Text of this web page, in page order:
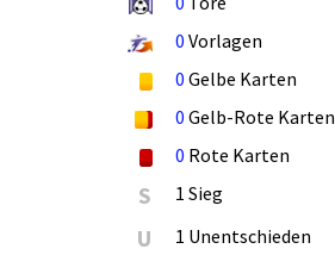
0 Vorlagen
0 Gelbe Karten
0 Gelb-Rote Karten
0 Rote Karten
S 1 Sieg
U 1 Unentschieden